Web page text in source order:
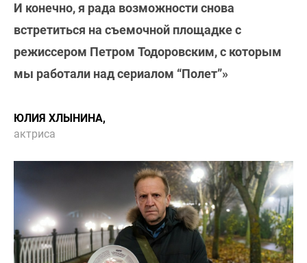
И конечно, я рада возможности снова
встретиться на съемочной площадке с
режиссером Петром Тодоровским, с которым
мы работали над сериалом “Полет”»
ЮЛИЯ ХЛЫНИНА,
актриса